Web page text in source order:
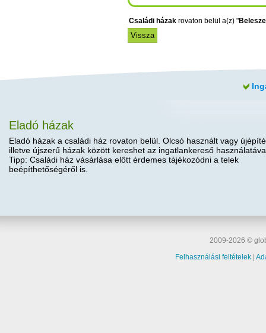
Családi házak rovaton belül a(z) "
Eladó házak
Eladó házak a családi ház rovaton belül. Olcsó használt vagy
illetve újszerű házak között kereshet az ingatlankereső
Tipp: Családi ház vásárlása előtt érdemes tájékozódni a telek
beépíthetőségéről is.
2009-2026 ©
Felhasználási feltételek